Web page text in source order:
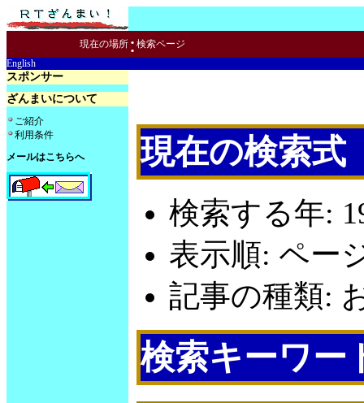
現在の場所 : 検索ページ
English
スポンサー
ざんまいについて
ご紹介
利用条件
メールはこちらへ
現在の検索式
検索する年:
表示順: ペー
記事の種類:
検索キーワー